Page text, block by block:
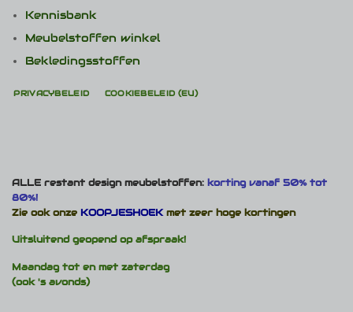
Kennisbank
Meubelstoffen winkel
Bekledingsstoffen
PRIVACYBELEID COOKIEBELEID (EU)
ALLE restant design meubelstoffen: korting vanaf 50% tot
80%!
Zie ook onze KOOPJESHOEKmet zeer hoge kortingen
Uitsluitend geopend op afspraak!
Maandag tot en met zaterdag
(ook 's avonds)